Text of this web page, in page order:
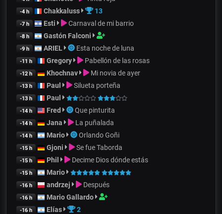
-4 h Chakkaluss 13
-7 h Esti Carnaval de mi barrio
-8 h Gastón Falconi
-9 h ARIEL Esta noche de luna
-11 h Gregory Pabellón de las rosas
-12 h Khochnav Mi novia de ayer
-13 h Paul Silueta porteña
-13 h Paul
-14 h Fred Que pinturita
-14 h Jana La puñalada
-14 h Mario Orlando Goñi
-15 h Gjoni Se fue Taborda
-15 h Phil Decime Dios dónde estás
-15 h Mario
-16 h andrzej Después
-16 h Mario Gallardo
-16 h Elías 2